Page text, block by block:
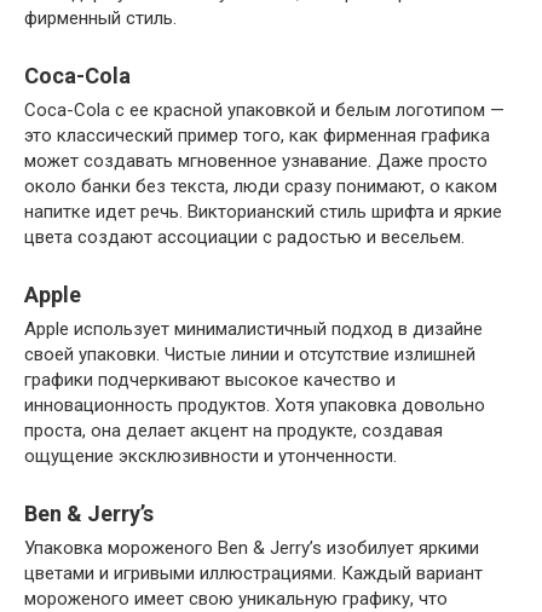
фирменный стиль.
Coca-Cola
Coca-Cola с ее красной упаковкой и белым логотипом —
это классический пример того, как фирменная графика
может создавать мгновенное узнавание. Даже просто
около банки без текста, люди сразу понимают, о каком
напитке идет речь. Викторианский стиль шрифта и яркие
цвета создают ассоциации с радостью и весельем.
Apple
Apple использует минималистичный подход в дизайне
своей упаковки. Чистые линии и отсутствие излишней
графики подчеркивают высокое качество и
инновационность продуктов. Хотя упаковка довольно
проста, она делает акцент на продукте, создавая
ощущение эксклюзивности и утонченности.
Ben & Jerry’s
Упаковка мороженого Ben & Jerry’s изобилует яркими
цветами и игривыми иллюстрациями. Каждый вариант
мороженого имеет свою уникальную графику, что